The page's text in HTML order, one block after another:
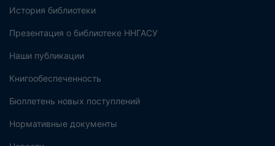
История библиотеки
Презентация о библиотеке ННГАСУ
Наши публикации
Книгообеспеченность
Бюллетень новых поступлений
Нормативные документы